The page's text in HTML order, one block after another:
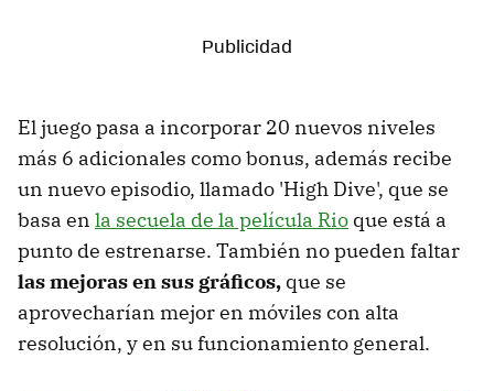
El juego pasa a incorporar 20 nuevos niveles
más 6 adicionales como bonus, además recibe
un nuevo episodio, llamado 'High Dive', que se
basa en la secuela de la película Rio que está a
punto de estrenarse. También no pueden faltar
las mejoras en sus gráficos, que se
aprovecharían mejor en móviles con alta
resolución, y en su funcionamiento general.